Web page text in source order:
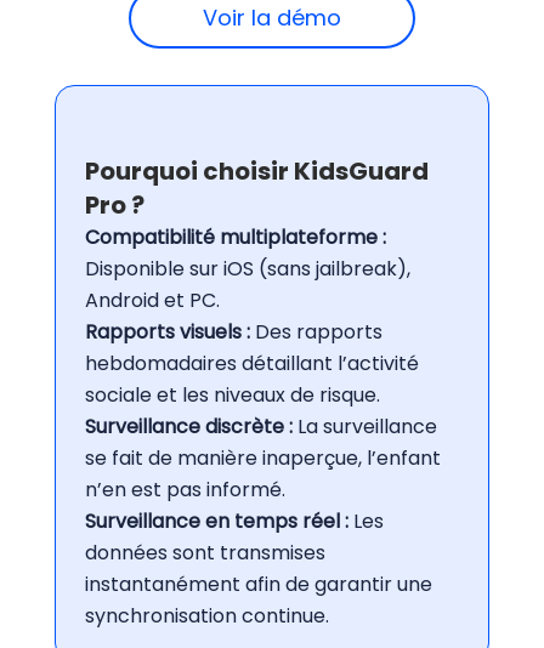
Voir la démo
Pourquoi choisir KidsGuard
Pro ?
Compatibilité multiplateforme :
Disponible sur iOS (sans jailbreak),
Android et PC.
Rapports visuels : Des rapports
hebdomadaires détaillant l’activité
sociale et les niveaux de risque.
Surveillance discrète : La surveillance
se fait de manière inaperçue, l’enfant
n’en est pas informé.
Surveillance en temps réel : Les
données sont transmises
instantanément afin de garantir une
synchronisation continue.